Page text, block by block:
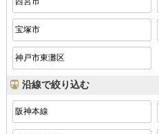
宝塚市
神戸市東灘区
沿線で絞り込む
阪神本線